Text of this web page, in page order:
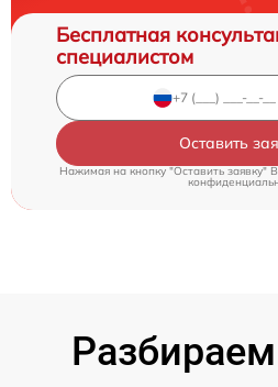
Бесплатная
специалистом
Оставить
Нажимая на кнопку "Оставить заявку"